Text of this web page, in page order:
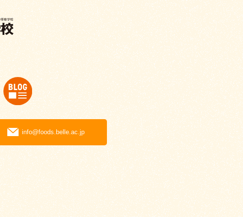
info@foods.belle.ac.jp